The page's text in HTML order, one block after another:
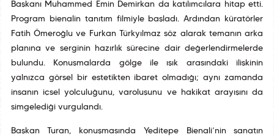
Başkanı Muhammed Emin Demirkan da katılımcılara hitap etti.
Program bienalin tanıtım filmiyle başladı. Ardından küratörler
Fatih Ömeroğlu ve Furkan Türkyılmaz söz alarak temanın arka
planına ve serginin hazırlık sürecine dair değerlendirmelerde
bulundu. Konuşmalarda gölge ile ışık arasındaki ilişkinin
yalnızca görsel bir estetikten ibaret olmadığı; aynı zamanda
insanın içsel yolculuğunu, varoluşunu ve hakikat arayışını da
simgelediği vurgulandı.
Başkan Turan, konuşmasında Yeditepe Bienali’nin sanatın